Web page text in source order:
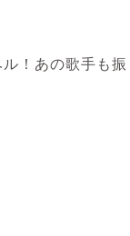
！あの歌手も振